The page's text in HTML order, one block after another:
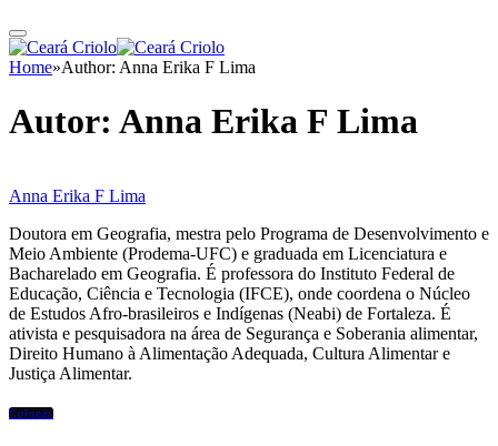
Home»Author: Anna Erika F Lima
Autor: Anna Erika F Lima
Anna Erika F Lima
Doutora em Geografia, mestra pelo Programa de Desenvolvimento e
Meio Ambiente (Prodema-UFC) e graduada em Licenciatura e
Bacharelado em Geografia. É professora do Instituto Federal de
Educação, Ciência e Tecnologia (IFCE), onde coordena o Núcleo
de Estudos Afro-brasileiros e Indígenas (Neabi) de Fortaleza. É
ativista e pesquisadora na área de Segurança e Soberania alimentar,
Direito Humano à Alimentação Adequada, Cultura Alimentar e
Justiça Alimentar.
Colunas